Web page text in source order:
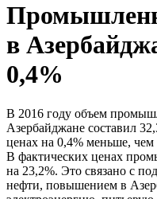
в
0,4%
В 2016 году объем
Азербайджане составил
ценах на 0,4% меньше, чем
В фактических ценах
на 23,2%. Это связано с
нефти, повышением в